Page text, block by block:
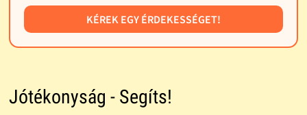
KÉREK EGY ÉRDEKESSÉGET!
Jótékonyság - Segíts!